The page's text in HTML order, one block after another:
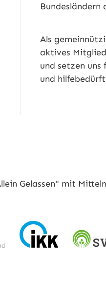
Bundesländern
Als
aktives
und setzen
und
Gelassen" mit